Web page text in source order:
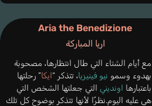
Aria the Benedizione
اريا المباركة
مع أيام الشتاء التي طال انتظارها، مصحوبة
بهدوء وسمو نيو فينيزيا، تتذكر “ايكا” رحلتها
باعتبارها اونديني التي جعلتها الشخص التي
هي عليه اليوم.نظرًا لأنها تتذكر بوضوح كل تلك